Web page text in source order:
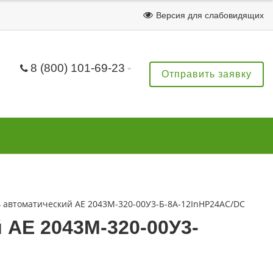
Версия для слабовидящих
8 (800) 101-69-23 Отправить заявку
АЕ 2043М-320-00У3-Б-8А-12InНР24AC/DC
2043М-320-00У3-